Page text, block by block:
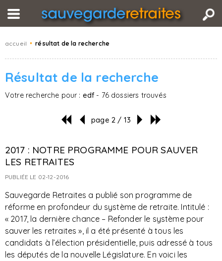
accueil • résultat de la recherche
Résultat de la recherche
Votre recherche pour : edf- 76 dossiers trouvés
page 2 / 13
2017 : NOTRE PROGRAMME POUR SAUVER
LES RETRAITES
PUBLIÉE LE 02-12-2016
Sauvegarde Retraites a publié son programme de
réforme en profondeur du système de retraite. Intitulé :
« 2017, la dernière chance – Refonder le système pour
sauver les retraites », il a été présenté à tous les
candidats à l’élection présidentielle, puis adressé à tous
les députés de la nouvelle Législature. En voici les